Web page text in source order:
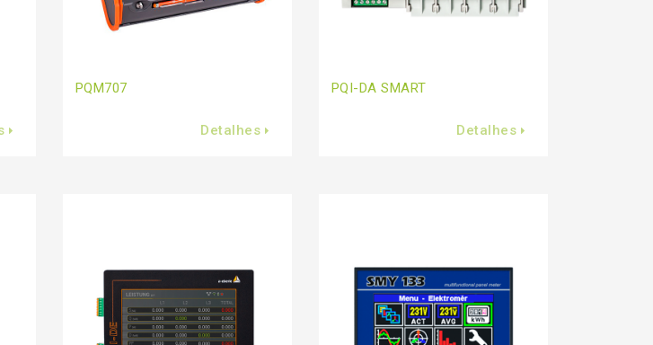
PQM707
Detalhes
PQI-DA SMART
Detalhes